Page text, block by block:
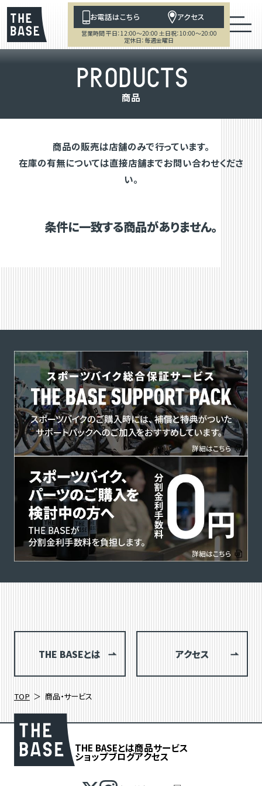
お電話はこちら アクセス
営業時間 平日：12:00～20:00 土日祝：10:00～20:00
定休日：毎週金曜日
PRODUCTS
商品
商品の販売は店舗のみで行っています。
在庫の有無については直接店舗までお問い合わせくださ
い。
条件に一致する商品がありません。
THE BASEとは アクセス
TOP 商品・サービス
THE BASEとは商品サービス
ショップブログアクセス